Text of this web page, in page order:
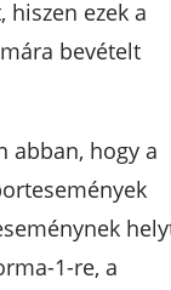
hiszen ezek a
bevételt
abban, hogy a
1-re, a